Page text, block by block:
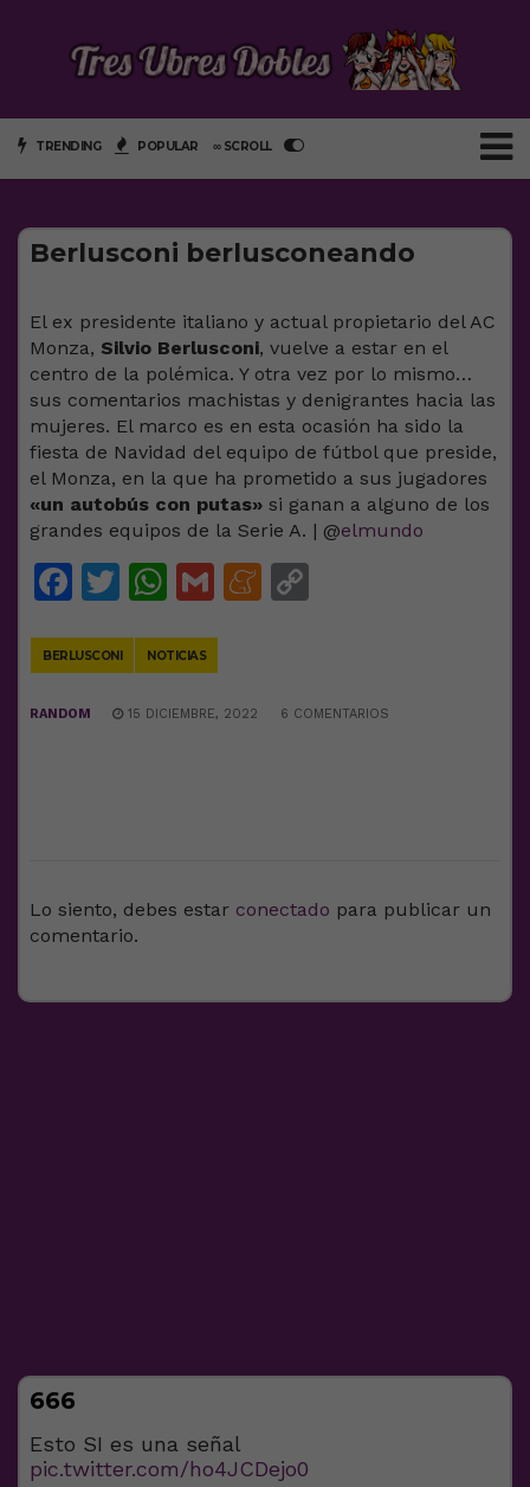
TRENDING POPULAR ∞ SCROLL
Berlusconi berlusconeando
El ex presidente italiano y actual propietario del AC
Monza, Silvio Berlusconi, vuelve a estar en el
centro de la polémica. Y otra vez por lo mismo…
sus comentarios machistas y denigrantes hacia las
mujeres. El marco es en esta ocasión ha sido la
fiesta de Navidad del equipo de fútbol que preside,
el Monza, en la que ha prometido a sus jugadores
«un autobús con putas» si ganan a alguno de los
grandes equipos de la Serie A. | @elmundo
Facebook
Twitter
WhatsApp
GmailMeneame
BERLUSCONI NOTICIAS
RANDOM 15 DICIEMBRE, 2022 6 COMENTARIOS
Lo siento, debes estar conectado para publicar un
comentario.
666
Esto SI es una señal
pic.twitter.com/ho4JCDejo0